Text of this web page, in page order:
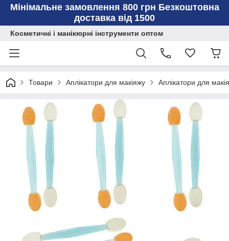
Мінімальне замовлення 800 грн Безкоштовна
доставка від 1500
Косметичні і манікюрні інструменти оптом
Товари Аплікатори для макіяжу Аплікатори для